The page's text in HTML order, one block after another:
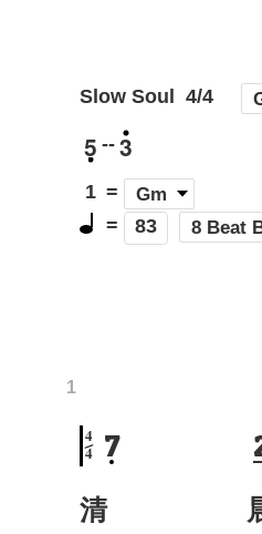
Slow Soul 4/4
5 -- 3
1 =
Gm
=
83 8 Beat
7
4
4
1
清 晨